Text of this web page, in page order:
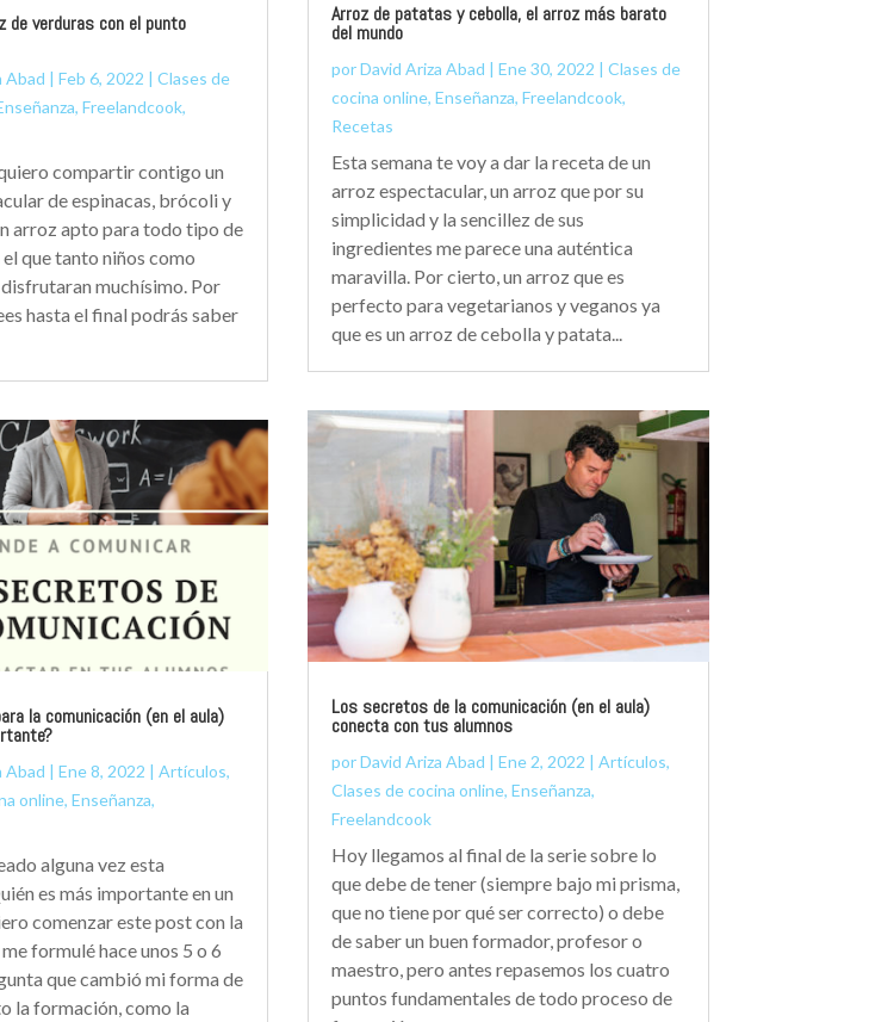
de verduras con el punto
Abad | Feb 6, 2022 | Clases de
, Freelandcook,
compartir contigo un
de espinacas, brócoli y
arroz apto para todo tipo de
que tanto niños como
muchísimo. Por
hasta el final podrás saber
la comunicación (en el aula)
Abad | Ene 8, 2022 | Artículos,
online, Enseñanza,
alguna vez esta
es más importante en un
comenzar este post con la
formulé hace unos 5 o 6
que cambió mi forma de
la formación, como la
Arroz de patatas y cebolla, el arroz más barato
del mundo
porDavid Ariza Abad | Ene 30, 2022 | Clases de
cocina online, Enseñanza, Freelandcook,
Recetas
Esta semana te voy a dar la receta de un
arroz espectacular, un arroz que por su
simplicidad y la sencillez de sus
ingredientes me parece una auténtica
maravilla. Por cierto, un arroz que es
perfecto para vegetarianos y veganos ya
que es un arroz de cebolla y patata...
Los secretos de la comunicación (en el aula)
conecta con tus alumnos
porDavid Ariza Abad | Ene 2, 2022 | Artículos,
Clases de cocina online, Enseñanza,
Freelandcook
Hoy llegamos al final de la serie sobre lo
que debe de tener (siempre bajo mi prisma,
que no tiene por qué ser correcto) o debe
de saber un buen formador, profesor o
maestro, pero antes repasemos los cuatro
puntos fundamentales de todo proceso de